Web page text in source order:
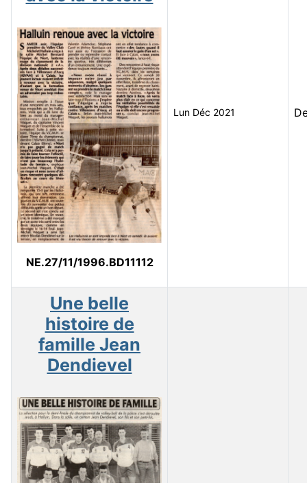
NE.27/11/1996.BD11112
Lun Déc 2021
Une belle
histoire de
famille Jean
Dendievel